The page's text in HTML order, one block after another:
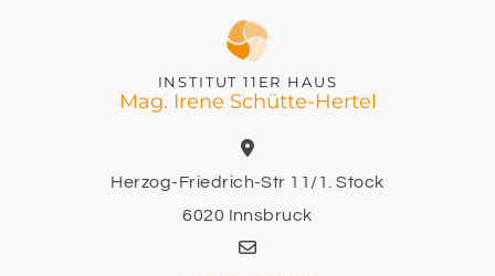
INSTITUT 11ER HAUS
Mag. Irene Schütte-Hertel

Herzog-Friedrich-Str 11/1. Stock
6020 Innsbruck
